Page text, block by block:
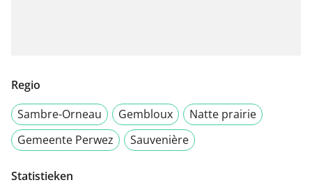
Regio
Sambre-Orneau
Gembloux
Natte prairie
Gemeente Perwez
Sauvenière
Statistieken